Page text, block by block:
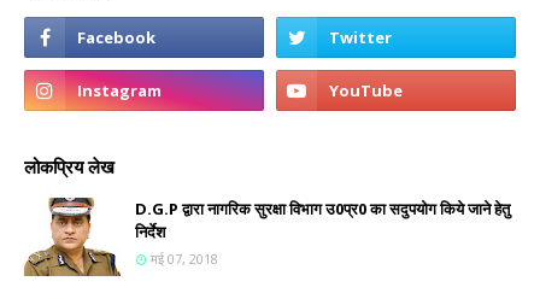
लोकप्रिय लेख
D.G.P द्वारा नागरिक सुरक्षा विभाग उ0प्र0 का सदुपयोग किये जाने हेतु
निर्देश
मई 07, 2018